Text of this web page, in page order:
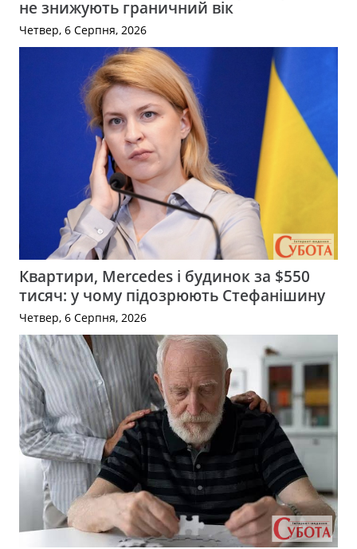
не знижують граничний вік
Четвер, 6 Серпня, 2026
Квартири, Mercedes і будинок за $550
тисяч: у чому підозрюють Стефанішину
Четвер, 6 Серпня, 2026